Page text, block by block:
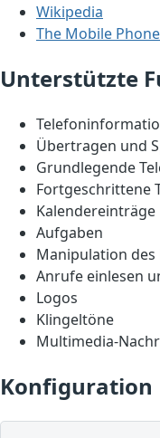
Wikipedia
The Mobile
Unterstützte
Übertragen und
Grundlegende
Fortgeschrittene
Kalendereinträge
Aufgaben
Manipulation des
Anrufe einlesen
Logos
Klingeltöne
Multimedia-
Konfiguration